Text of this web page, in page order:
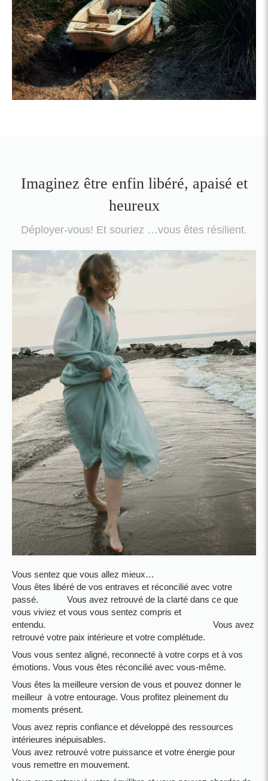
Imaginez être enfin libéré, apaisé et
heureux
Déployer-vous! Et souriez …vous êtes résilient.
Vous sentez que vous allez mieux…
Vous êtes libéré de vos entraves et réconcilié avec votre
passé. Vous avez retrouvé de la clarté dans ce que
vous viviez et vous vous sentez compris et
entendu. Vous avez
retrouvé votre paix intérieure et votre complétude.
Vous vous sentez aligné, reconnecté à votre corps et à vos
émotions. Vous vous êtes réconcilié avec vous-même.
Vous êtes la meilleure version de vous et pouvez donner le
meilleur à votre entourage. Vous profitez pleinement du
moments présent.
Vous avez repris confiance et développé des ressources
intérieures inépuisables.
Vous avez retrouvé votre puissance et votre énergie pour
vous remettre en mouvement.